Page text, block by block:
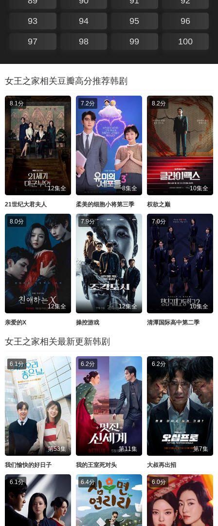
93 94 95 96
97 98 99 100
女王之家相关豆瓣高分推荐韩剧
8.1分
12集全
21世纪大君夫人
7.2分
8集全
柔美的细胞小将第三季
8.2分
10集全
权欲之巅
8.0分
12集全
亲爱的X
7.9分
12集全
操控游戏
7.0分
10集全
清潭国际高中第二季
女王之家相关最新更新韩剧
6.1分
第53集
我们愉快的好日子
6.2分
第11集
我的王室死对头
6.2分
第7集
大叔再出招
6.1分 6.4分 6.0分